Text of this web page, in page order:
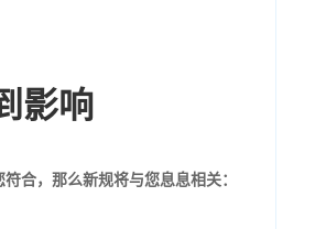
影响
合，那么新规将与您息息相关：